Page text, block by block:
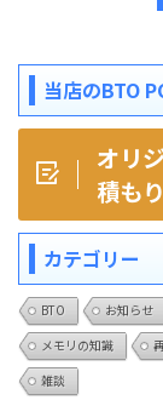
当店のBTO
オリ
積も
カテゴリー
BTO お知らせ
メモリの知識
雑談